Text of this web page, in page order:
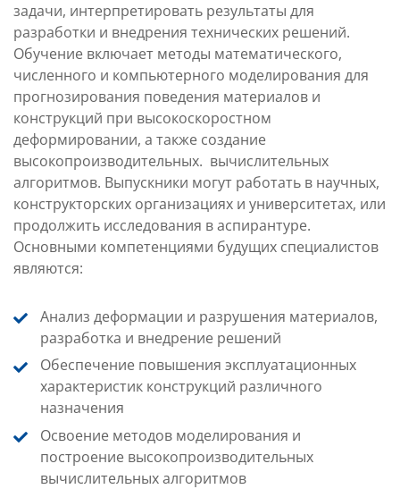
Учебная программа Карьерные
задачи, интерпретировать результаты для
разработки и внедрения технических решений.
Обучение включает методы математического,
численного и компьютерного моделирования для
прогнозирования поведения материалов и
конструкций при высокоскоростном
деформировании, а также создание
высокопроизводительных. вычислительных
алгоритмов. Выпускники могут работать в научных,
конструкторских организациях и университетах, или
продолжить исследования в аспирантуре.
Основными компетенциями будущих специалистов
являются:
Анализ деформации и разрушения материалов,
разработка и внедрение решений
Обеспечение повышения эксплуатационных
характеристик конструкций различного
назначения
Освоение методов моделирования и
построение высокопроизводительных
вычислительных алгоритмов